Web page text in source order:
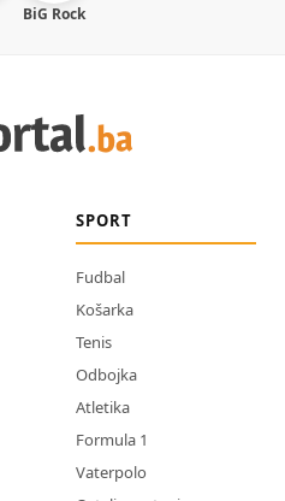
BiG Rock
SPORT
Fudbal
Košarka
Tenis
Odbojka
Atletika
Formula 1
Vaterpolo